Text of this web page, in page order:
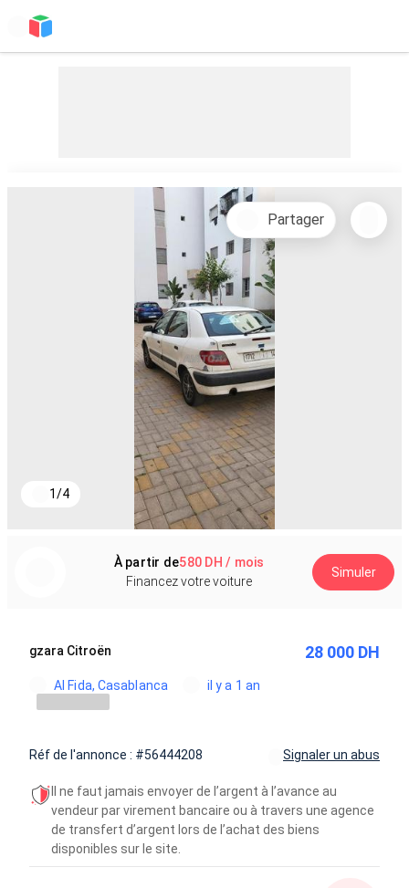
1/4
Partager
À partir de580 DH / mois
Financez votre voiture
Simuler
gzara Citroën 28 000 DH
Al Fida, Casablanca il y a 1 an
Réf de l'annonce : #56444208 Signaler un abus
Il ne faut jamais envoyer de l’argent à l’avance au
vendeur par virement bancaire ou à travers une agence
de transfert d’argent lors de l’achat des biens
disponibles sur le site.